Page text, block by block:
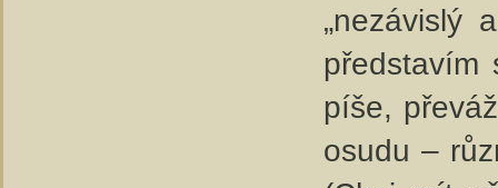
„nezávislý
představím
píše,
osudu –